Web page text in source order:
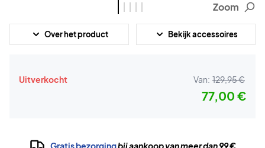
Zoom
Over het product Bekijk accessoires
Uitverkocht Van: 129,95 €
77,00 €
Gratis bezorgingbij aankoop van meer dan 99 €